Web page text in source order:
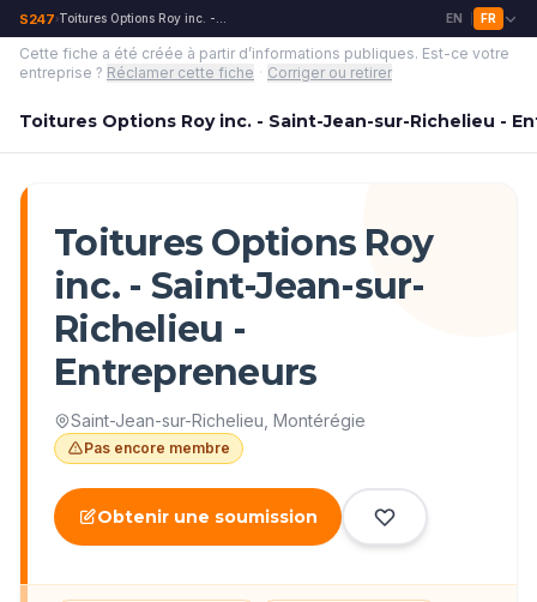
S247›Toitures Options Roy inc. - Saint-Jean-sur-Richelieu - Entrepreneurs
EN FR
Cette fiche a été créée à partir d’informations publiques. Est-ce votre
entreprise ? Réclamer cette fiche · Corriger ou retirer
Toitures Options Roy inc. - Saint-Jean-sur-Richelieu -
Toitures Options Roy
inc. - Saint-Jean-sur-
Richelieu -
Entrepreneurs
Saint-Jean-sur-Richelieu Montérégie
Pas encore membre
Obtenir une soumission